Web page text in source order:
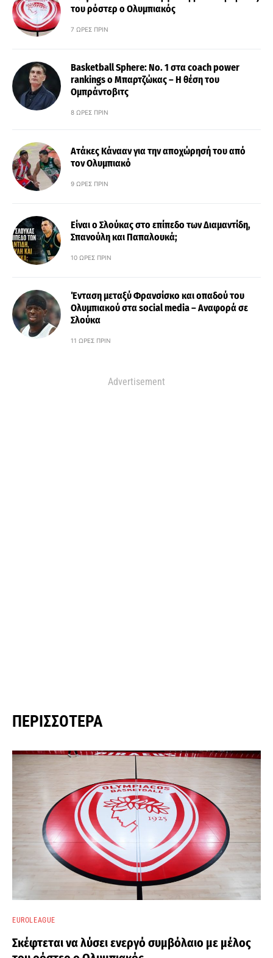
του ρόστερ ο Ολυμπιακός
7 ΏΡΕΣ ΠΡΙΝ
Basketball Sphere: No. 1 στα coach power
rankings ο Μπαρτζώκας – Η θέση του
Ομπράντοβιτς
8 ΏΡΕΣ ΠΡΙΝ
Ατάκες Κάνααν για την αποχώρησή του από
τον Ολυμπιακό
9 ΏΡΕΣ ΠΡΙΝ
Είναι ο Σλούκας στο επίπεδο των Διαμαντίδη,
Σπανούλη και Παπαλουκά;
10 ΏΡΕΣ ΠΡΙΝ
Ένταση μεταξύ Φρανσίσκο και οπαδού του
Ολυμπιακού στα social media – Αναφορά σε
Σλούκα
11 ΏΡΕΣ ΠΡΙΝ
Advertisement
ΠΕΡΙΣΣΌΤΕΡΑ
EUROLEAGUE
Σκέφτεται να λύσει ενεργό συμβόλαιο με μέλος